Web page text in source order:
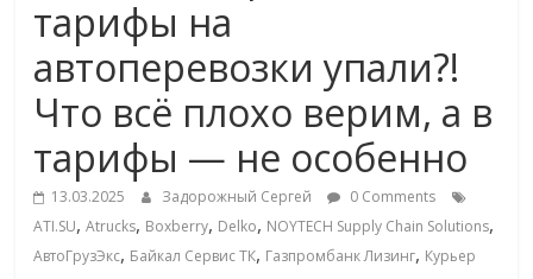
Commerce,
омниканальном
ритейле,
логистике,
тарифы на
автоперевозки упали?!
Что всё плохо верим, а в
тарифы — не особенно
13.03.2025 Задорожный Сергей
0 Comments
ATI.SU,Atrucks, Boxberry, Delko, NOYTECH Supply Chain Solutions,
АвтоГрузЭкс, Байкал Сервис ТК, Газпромбанк Лизинг, Курьер